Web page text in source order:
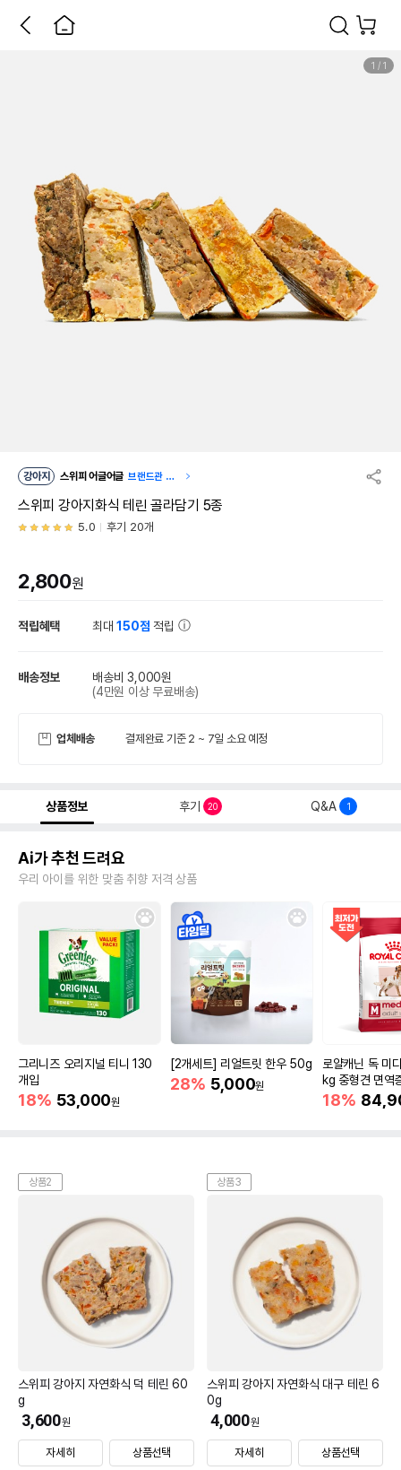
1 / 1
강아지 스위피 어글어글 브랜드관 이
스위피 강아지화식 테린 골라담기 5종
5.0 후기 20개
2,800원
적립혜택 최대150점 적립
배송정보
배송비 3,000원
(4만원 이상 무료배송)
업체배송 결제완료 기준 2 ~ 7일 소요 예정
상품정보 후기 20 Q&A 1
Ai가 추천 드려요
우리 아이를 위한 맞춤 취향 저격 상품
그리니즈 오리지널 티니 130
개입
18% 53,000원
[2개세트] 리얼트릿 한우 50g
28% 5,000원
로얄캐닌 독 미
kg 중형견 면역
18%
상품2
스위피 강아지 자연화식 덕 테린 60
g
3,600원
자세히 상품선택
상품3
스위피 강아지 자연화식 대구 테린 6
0g
4,000원
자세히 상품선택